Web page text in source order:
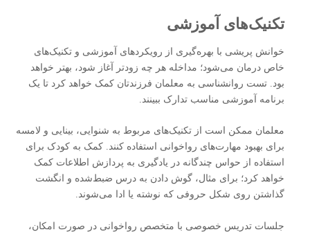
تکنیک‌های آموزشی
خوانش‌ پریشی با بهره‌گیری از رویکردهای آموزشی و تکنیک‌های
خاص درمان می‌شود؛ مداخله هر چه زودتر آغاز شود، بهتر خواهد
بود. تست روانشناسی به معلمان فرزندتان کمک خواهد کرد تا یک
برنامه آموزشی مناسب تدارک ببینند.
معلمان ممکن است از تکنیک‌های مربوط به شنوایی، بینایی و لامسه
برای بهبود مهارت‌های رواخوانی استفاده کنند. کمک به کودک برای
استفاده از حواس چندگانه در یادگیری به پردازش اطلاعات کمک
خواهد کرد؛ برای مثال، گوش دادن به درس ضبط‌شده و انگشت
گذاشتن روی شکل حروفی که نوشته یا ادا می‌شوند.
جلسات تدریس خصوصی با متخصص رواخوانی در صورت امکان،